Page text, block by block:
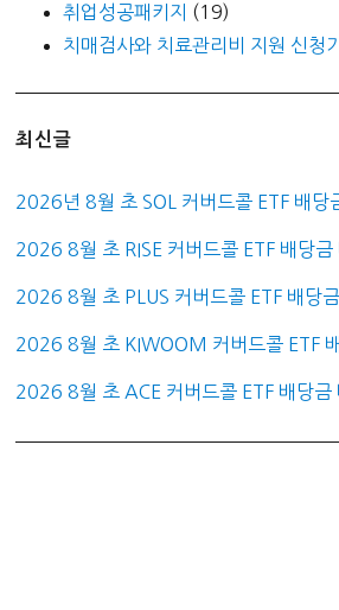
취업성공패키지
(19)
치매검사와 치료관리비 지원 신청기
최신글
2026년 8월 초 SOL 커버드콜 ETF 배당
2026 8월 초 RISE 커버드콜 ETF 배당금
2026 8월 초 PLUS 커버드콜 ETF 배당
2026 8월 초 KIWOOM 커버드콜 ETF
2026 8월 초 ACE 커버드콜 ETF 배당금